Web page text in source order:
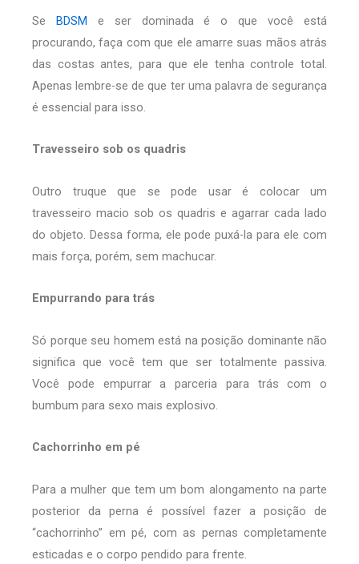
Se BDSM e ser dominada é o que você está
procurando, faça com que ele amarre suas mãos atrás
das costas antes, para que ele tenha controle total.
Apenas lembre-se de que ter uma palavra de segurança
é essencial para isso.
Travesseiro sob os quadris
Outro truque que se pode usar é colocar um
travesseiro macio sob os quadris e agarrar cada lado
do objeto. Dessa forma, ele pode puxá-la para ele com
mais força, porém, sem machucar.
Empurrando para trás
Só porque seu homem está na posição dominante não
significa que você tem que ser totalmente passiva.
Você pode empurrar a parceria para trás com o
bumbum para sexo mais explosivo.
Cachorrinho em pé
Para a mulher que tem um bom alongamento na parte
posterior da perna é possível fazer a posição de
“cachorrinho” em pé, com as pernas completamente
esticadas e o corpo pendido para frente.